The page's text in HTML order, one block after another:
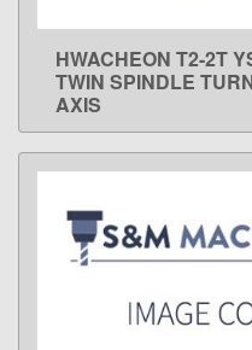
HWACHEON T2-2T
TWIN SPINDLE
AXIS